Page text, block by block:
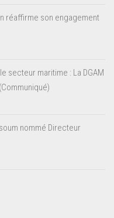
réaffirme son engagement
secteur maritime : La DGAM
nommé Directeur